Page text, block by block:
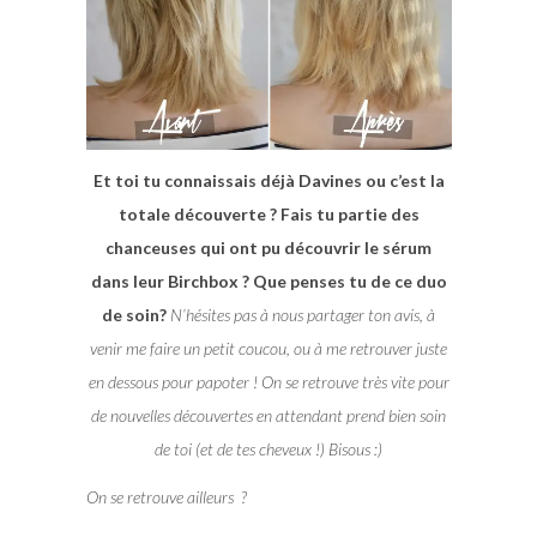
Et toi tu connaissais déjà Davines ou c’est la
totale découverte ? Fais tu partie des
chanceuses qui ont pu découvrir le sérum
dans leur Birchbox ? Que penses tu de ce duo
de soin? N’hésites pas à nous partager ton avis, à
venir me faire un petit coucou, ou à me retrouver juste
en dessous pour papoter ! On se retrouve très vite pour
de nouvelles découvertes en attendant prend bien soin
de toi (et de tes cheveux !) Bisous :)
On se retrouve ailleurs ?